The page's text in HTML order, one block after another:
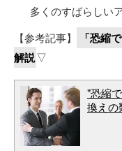
多くのすばらしい
【参考記事】
「恐縮
解説▽
"恐縮
換えの